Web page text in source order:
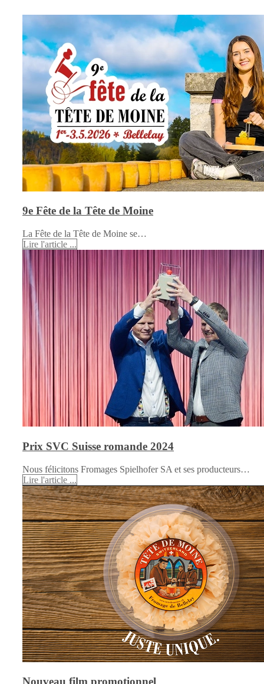
9e Fête de la Tête de Moine
La Fête de la Tête de Moine se…
Lire l'article ...
Prix SVC Suisse romande 2024
Nous félicitons Fromages Spielhofer SA et ses producteurs…
Lire l'article ...
Nouveau film promotionnel